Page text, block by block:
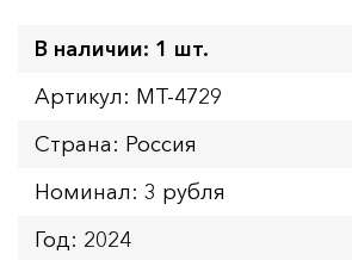
В наличии: 1 шт.
Артикул: MT-4729
Страна: Россия
Номинал: 3 рубля
Год: 2024